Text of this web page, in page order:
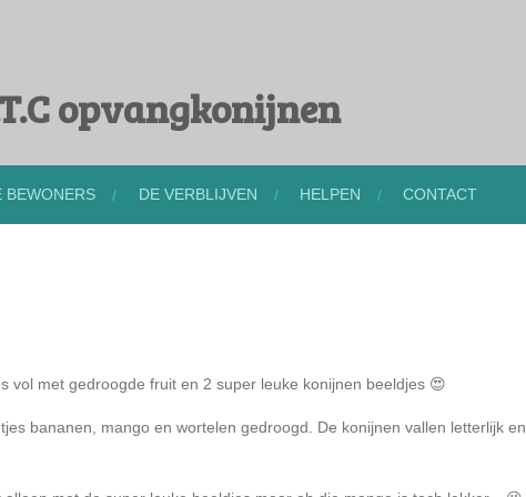
opvangkonijnen
BEWONERS DE VERBLIJVEN HELPEN CONTACT
vol met gedroogde fruit en 2 super leuke konijnen beeldjes 😍
bananen, mango en wortelen gedroogd. De konijnen vallen letterlijk en